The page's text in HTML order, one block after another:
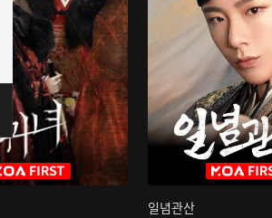
일념관산